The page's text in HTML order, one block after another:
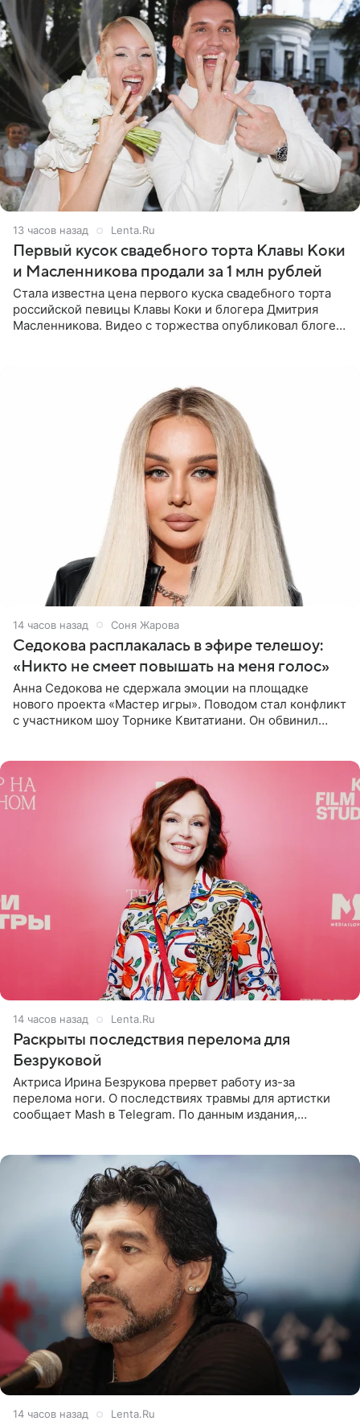
13 часов назад Lenta.Ru
Первый кусок свадебного торта Клавы Коки
и Масленникова продали за 1 млн рублей
Стала известна цена первого куска свадебного торта
российской певицы Клавы Коки и блогера Дмитрия
Масленникова. Видео с торжества опубликовал блогер
14 часов назад Соня Жарова
Седокова расплакалась в эфире телешоу:
«Никто не смеет повышать на меня голос»
Анна Седокова не сдержала эмоции на площадке
нового проекта «Мастер игры». Поводом стал конфликт
с участником шоу Торнике Квитатиани. Он обвинил
14 часов назад Lenta.Ru
Раскрыты последствия перелома для
Безруковой
Актриса Ирина Безрукова прервет работу из-за
перелома ноги. О последствиях травмы для артистки
сообщает Mash в Telegram. По данным издания,
14 часов назад Lenta.Ru